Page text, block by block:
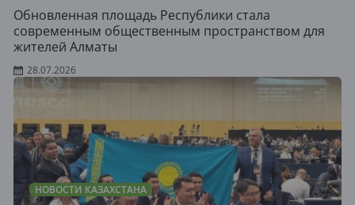
Обновленная площадь Республики стала
современным общественным пространством для
жителей Алматы
28.07.2026
НОВОСТИ КАЗАХСТАНА